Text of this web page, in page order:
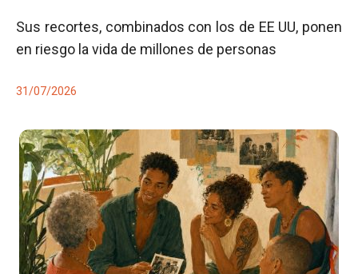
Sus recortes, combinados con los de EE UU, ponen
en riesgo la vida de millones de personas
31/07/2026